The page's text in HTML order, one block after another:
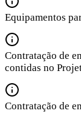
Equipamentos
Contratação de
contidas no
Contratação de